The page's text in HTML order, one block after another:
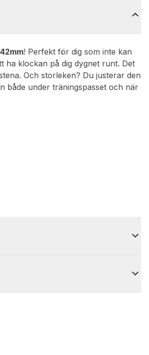
! Perfekt för dig som inte kan
ha klockan på dig dygnet runt. Det
Och storleken? Du justerar den
både under träningspasset och när